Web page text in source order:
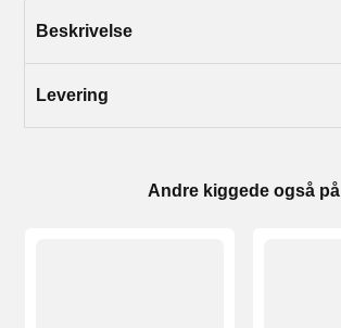
Beskrivelse
Levering
Andre kiggede også på